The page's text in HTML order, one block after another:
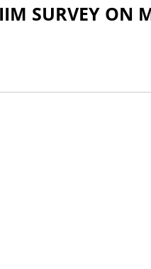
SURVEY ON